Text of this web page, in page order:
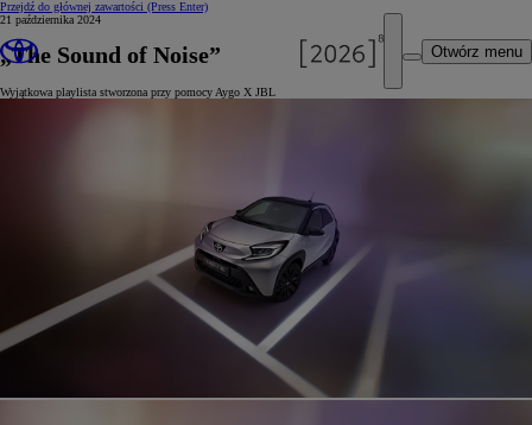
Przejdź do głównej zawartości (Press Enter)
Otwórz menu
21 października 2024
„The Sound of Noise”
Wyjątkowa playlista stworzona przy pomocy Aygo X JBL